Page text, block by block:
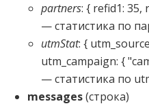
partners: { refid1: 35,
— статистика по
utmStat: {
utm_campaign: {
— статистика по
messages(строка)